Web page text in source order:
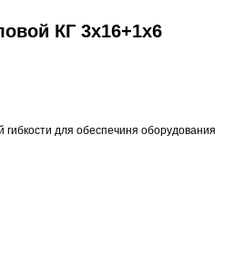
КГ 3х16+1х6
для обеспечиня оборудования